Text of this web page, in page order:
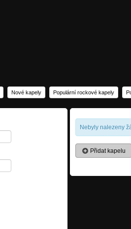
Nové kapely Populární rockové kapely
Nebyly nalezeny
Přidat kapelu